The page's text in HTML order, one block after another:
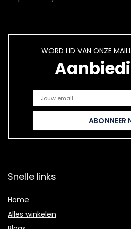
WORD LID VAN ONZE
Snelle links
Home
Alles winkelen